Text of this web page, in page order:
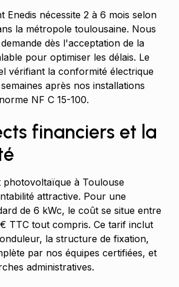
Enedis nécessite 2 à 6 mois selon
la métropole toulousaine. Nous
dès l'acceptation de la
pour optimiser les délais. Le
vérifiant la conformité électrique
après nos installations
NF C 15-100.
financiers et la
photovoltaïque à Toulouse
attractive. Pour une
de 6 kWc, le coût se situe entre
TTC tout compris. Ce tarif inclut
la structure de fixation,
par nos équipes certifiées, et
administratives.